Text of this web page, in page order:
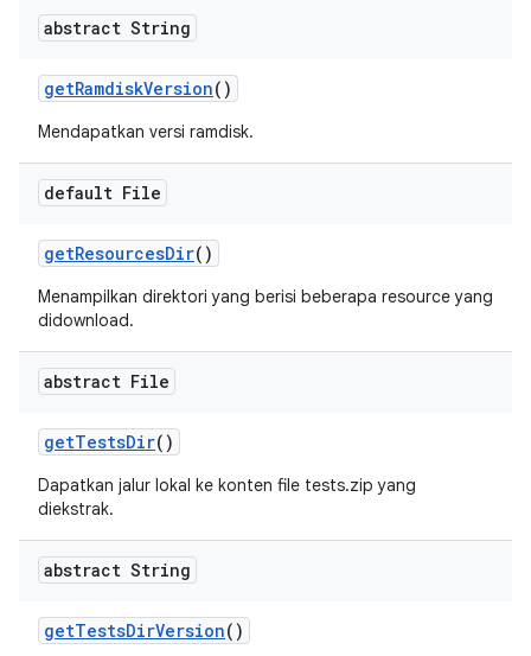
abstract String
getRamdiskVersion()
Mendapatkan versi ramdisk.
default File
getResourcesDir()
Menampilkan direktori yang berisi beberapa resource yang
didownload.
abstract File
getTestsDir()
Dapatkan jalur lokal ke konten file tests.zip yang
diekstrak.
abstract String
getTestsDirVersion()